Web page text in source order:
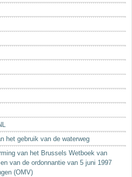
het gebruik van de waterweg
van het Brussels Wetboek van
van de ordonnantie van 5 juni 1997
(OMV)